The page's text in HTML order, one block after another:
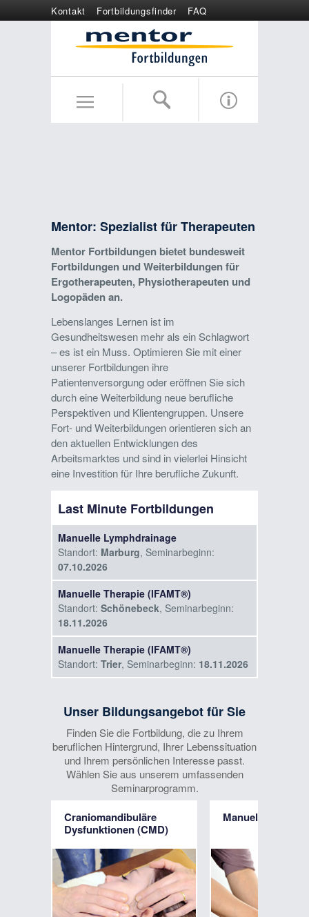
Kontakt Fortbildungsfinder
FAQ
Online anmelden
Wertgutschein
Mentor: Spezialist für Therapeuten
Mentor Fortbildungen bietet bundesweit
Fortbildungen und Weiterbildungen für
Ergotherapeuten, Physiotherapeuten und
Logopäden an.
Lebenslanges Lernen ist im
Gesundheitswesen mehr als ein Schlagwort
– es ist ein Muss. Optimieren Sie mit einer
unserer Fortbildungen ihre
Patientenversorgung oder eröffnen Sie sich
durch eine Weiterbildung neue berufliche
Perspektiven und Klientengruppen. Unsere
Fort- und Weiterbildungen orientieren sich an
den aktuellen Entwicklungen des
Arbeitsmarktes und sind in vielerlei Hinsicht
eine Investition für Ihre berufliche Zukunft.
Last Minute Fortbildungen
Manuelle Lymphdrainage
Standort: Marburg, Seminarbeginn:
07.10.2026
Manuelle Therapie (IFAMT®)
Standort: Schönebeck, Seminarbeginn:
18.11.2026
Manuelle Therapie (IFAMT®)
Standort: Trier, Seminarbeginn: 18.11.2026
Management von Gehirnerschütterungen
(Concussion)
Standort:Düsseldorf, Seminarbeginn:
24.04.2027
Unser Bildungsangebot für Sie
Finden Sie die Fortbildung, die zu Ihrem
beruflichen Hintergrund, Ihrer Lebenssituation
und Ihrem persönlichen Interesse passt.
Wählen Sie aus unserem umfassenden
Seminarprogramm.
Craniomandibuläre
Dysfunktionen (CMD)
Manuelle